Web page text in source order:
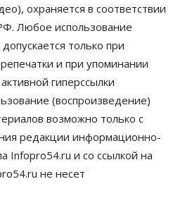
кредитов на 2,6
области
продлило разрешение на
3»
охраняется в соответствии
Любое использование
только при
и при упоминании
гиперссылки
(воспроизведение)
возможно только с
редакции информационно-
Infopro54.ru и со ссылкой на
не несет